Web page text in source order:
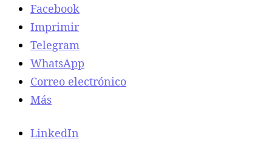
Facebook
Imprimir
Telegram
WhatsApp
Correo electrónico
Más
LinkedIn